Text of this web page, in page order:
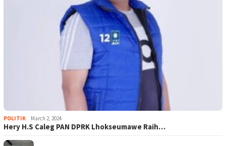
POLITIK March 2, 2024
Hery H.S Caleg PAN DPRK Lhokseumawe Raih…